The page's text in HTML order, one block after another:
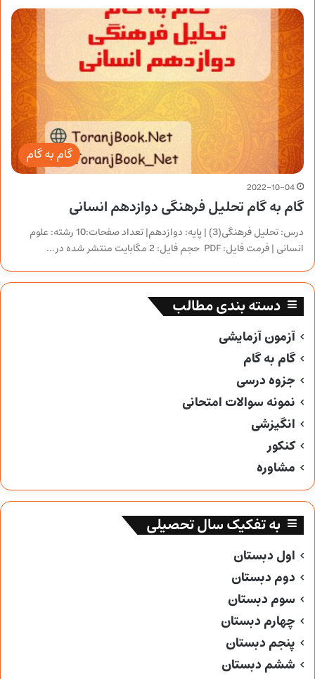
گام به گام
2022-10-04
گام به گام تحلیل فرهنگی دوازدهم انسانی
درس: تحلیل فرهنگی(3) | پایه: دوازدهم| تعداد صفحات:10 رشته: علوم
انسانی | فرمت فایل: PDF حجم فایل: 2 مگابایت منتشر شده در…
دسته بندی مطالب
آزمون آزمایشی
گام به گام
جزوه درسی
نمونه سوالات امتحانی
انگیزشی
کنکور
مشاوره
به تفکیک سال تحصیلی
اول دبستان
دوم دبستان
سوم دبستان
چهارم دبستان
پنجم دبستان
ششم دبستان